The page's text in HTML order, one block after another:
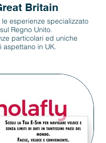
Britain
esperienze specializzato
sul Regno Unito.
particolari ed uniche
aspettano in UK.